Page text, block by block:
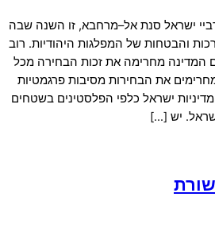
ישראל סנת אל–מרחבא, זו השנה שבה
והבטחות של המפלגות היהודיות. רוב
המדינה מחרימה את זכות הבחירה מכל
את הבחירות מסיבות פרגמטיות
ישראל כלפי הפלסטינים בשטחים
יש […]